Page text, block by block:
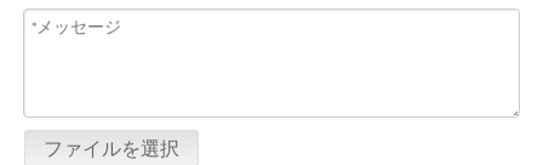
ファイルを選択